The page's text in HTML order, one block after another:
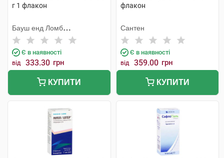
г 1 флакон
Бауш енд Ломб
Інкорпорейтед
Є в наявності
від 333.30 грн
КУПИТИ
флакон
Сантен
Є в наявності
від 359.00 грн
КУПИТИ